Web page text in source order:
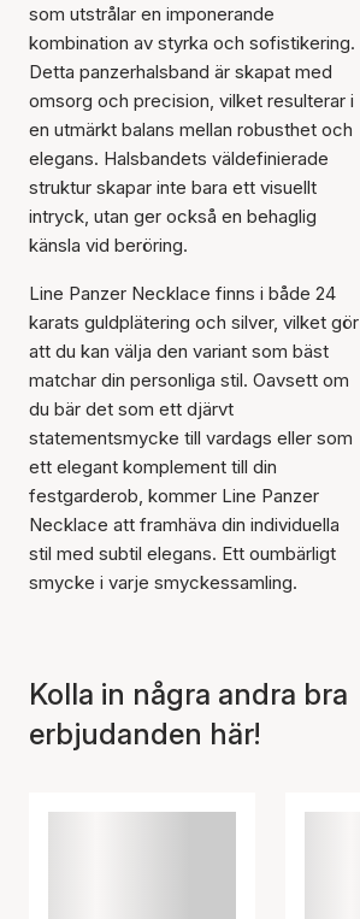
Artikeln har lagts till i
korgen
som utstrålar en imponerande
kombination av styrka och sofistikering.
Detta panzerhalsband är skapat med
omsorg och precision, vilket resulterar i
en utmärkt balans mellan robusthet och
elegans. Halsbandets väldefinierade
struktur skapar inte bara ett visuellt
intryck, utan ger också en behaglig
känsla vid beröring.
Line Panzer Necklace finns i både 24
karats guldplätering och silver, vilket gör
att du kan välja den variant som bäst
matchar din personliga stil. Oavsett om
du bär det som ett djärvt
statementsmycke till vardags eller som
ett elegant komplement till din
festgarderob, kommer Line Panzer
Necklace att framhäva din individuella
stil med subtil elegans. Ett oumbärligt
smycke i varje smyckessamling.
Kolla in några andra bra
erbjudanden här!